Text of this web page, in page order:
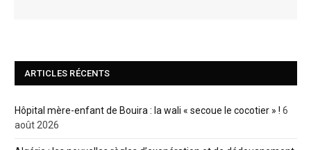
ARTICLES RÉCENTS
Hôpital mère-enfant de Bouira : la wali « secoue le cocotier » ! 6
août 2026